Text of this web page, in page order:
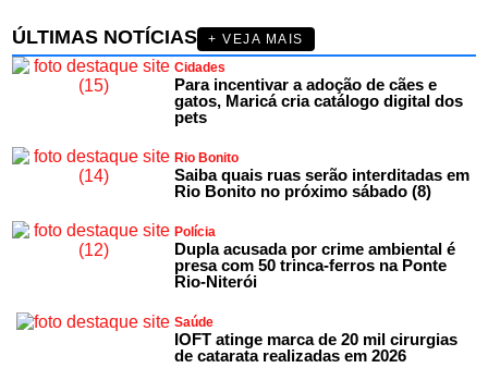
ÚLTIMAS NOTÍCIAS
+ VEJA MAIS
Cidades
Para incentivar a adoção de cães e
gatos, Maricá cria catálogo digital dos
pets
Rio Bonito
Saiba quais ruas serão interditadas em
Rio Bonito no próximo sábado (8)
Polícia
Dupla acusada por crime ambiental é
presa com 50 trinca-ferros na Ponte
Rio-Niterói
Saúde
IOFT atinge marca de 20 mil cirurgias
de catarata realizadas em 2026